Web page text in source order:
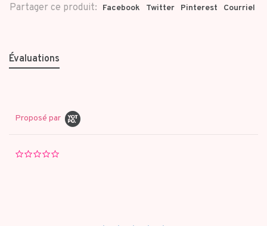
Partager ce produit: Facebook Twitter Pinterest Courriel
Évaluations
Proposé par